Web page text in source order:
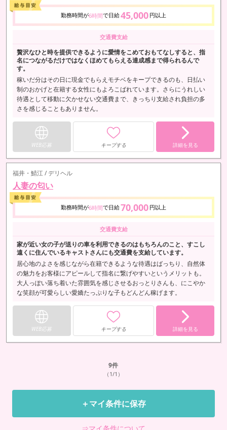
勤務時間が6時間で日給45,000 円以上
交通費支給
贅沢なひと時を提供できるように愛情をこめておもてなしすると、指
名につながるだけではなくほめてもらえる達成感まで得られるんで
す。
稼いだ分はその日に現金でもらえモチベをキープできるのも、日払い
制のおかげと在籍する女性にもよろこばれています。さらにうれしい
待遇として移動に欠かせない交通費まで、きっちり支給され負担の多
さを感じることもありません。
WEB応募 キープする 詳細を見る
福井・鯖江 / デリヘル
人妻の匂い
勤務時間が6時間で日給70,000 円以上
交通費支給
家が近い女の子が送りの車を利用できるのはもちろんのこと、すこし
遠くに住んでいるキャストさんにも交通費を支給しています。
居心地のよさを感じながら在籍できるような待遇はばっちり、自然体
の魅力をお客様にアピールして指名に繋げやすいというメリットも。
大人っぽい落ち着いた雰囲気を感じさせるおっとりさんも、にこやか
な笑顔が可愛らしい愛嬌たっぷりな子もどんどん稼げます。
WEB応募 キープする 詳細を見る
9件
（1/1）
＋マイ条件に保存